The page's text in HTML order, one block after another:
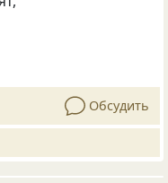
Обсудить